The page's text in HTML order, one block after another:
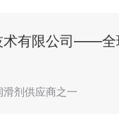
术有限公司——全
剂供应商之一